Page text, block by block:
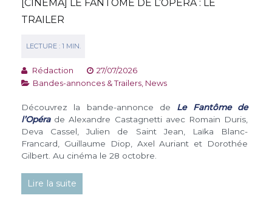
[CINÉMA] LE FANTÔME DE L’OPÉRA : LE
TRAILER
Rédaction
27/07/2026
Bandes-annonces & Trailers News
Découvrez la bande-annonce de Le Fantôme de
l’Opérade Alexandre Castagnetti avec Romain Duris,
Deva Cassel, Julien de Saint Jean, Laïka Blanc-
Francard, Guillaume Diop, Axel Auriant et Dorothée
Gilbert. Au cinéma le 28 octobre.
Lire la suite